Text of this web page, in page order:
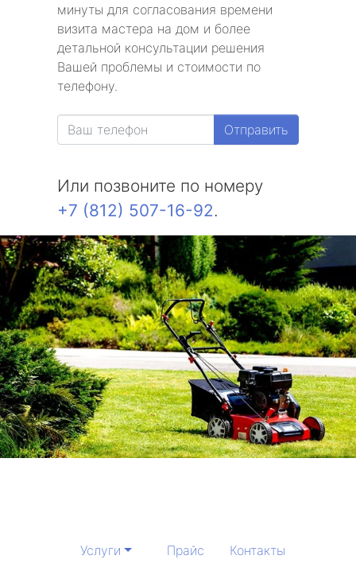
минуты для согласования времени
визита мастера на дом и более
детальной консультации решения
Вашей проблемы и стоимости по
телефону.
Отправить
Или позвоните по номеру
+7 (812) 507-16-92.
Услуги Прайс Контакты